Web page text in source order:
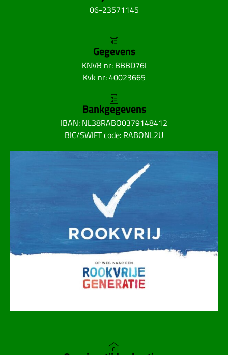
06-23571145
Gegevens
KNVB nr: BBBD76I
Kvk nr: 40023665
Bankgegevens
IBAN: NL38RABO0379148412
BIC/SWIFT code: RABONL2U